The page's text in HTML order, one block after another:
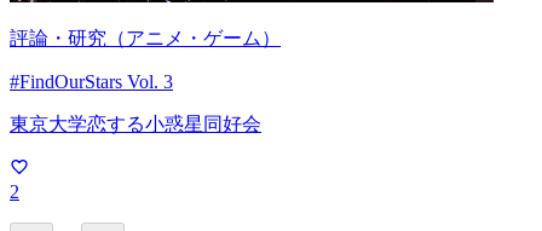
評論・研究（アニメ・ゲーム）
#FindOurStars Vol. 3
東京大学恋する小惑星同好会
2